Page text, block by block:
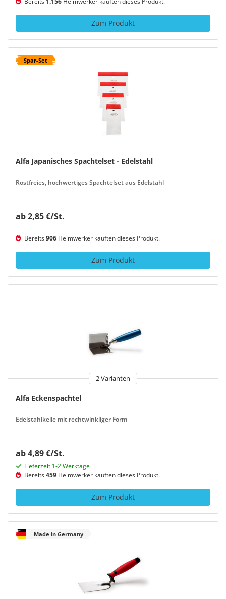
Zum Produkt
Spar-Set
Alfa Japanisches Spachtelset - Edelstahl
Rostfreies, hochwertiges Spachtelset aus Edelstahl
ab 2,85 €/St.
Bereits906 Heimwerker kauften dieses Produkt.
Zum Produkt
2 Varianten
Alfa Eckenspachtel
Edelstahlkelle mit rechtwinkliger Form
ab 4,89 €/St.
Lieferzeit 1-2 Werktage
Bereits459 Heimwerker kauften dieses Produkt.
Zum Produkt
Made in Germany